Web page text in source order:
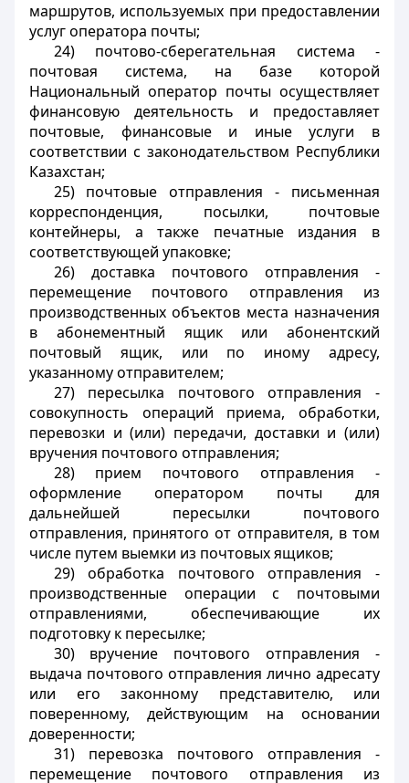
маршрутов, используемых при предоставлении
услуг оператора почты;
24) почтово-сберегательная система -
почтовая система, на базе которой
Национальный оператор почты осуществляет
финансовую деятельность и предоставляет
почтовые, финансовые и иные услуги в
соответствии с законодательством Республики
Казахстан;
25) почтовые отправления - письменная
корреспонденция, посылки, почтовые
контейнеры, а также печатные издания в
соответствующей упаковке;
26) доставка почтового отправления -
перемещение почтового отправления из
производственных объектов места назначения
в абонементный ящик или абонентский
почтовый ящик, или по иному адресу,
указанному отправителем;
27) пересылка почтового отправления -
совокупность операций приема, обработки,
перевозки и (или) передачи, доставки и (или)
вручения почтового отправления;
28) прием почтового отправления -
оформление оператором почты для
дальнейшей пересылки почтового
отправления, принятого от отправителя, в том
числе путем выемки из почтовых ящиков;
29) обработка почтового отправления -
производственные операции с почтовыми
отправлениями, обеспечивающие их
подготовку к пересылке;
30) вручение почтового отправления -
выдача почтового отправления лично адресату
или его законному представителю, или
поверенному, действующим на основании
доверенности;
31) перевозка почтового отправления -
перемещение почтового отправления из